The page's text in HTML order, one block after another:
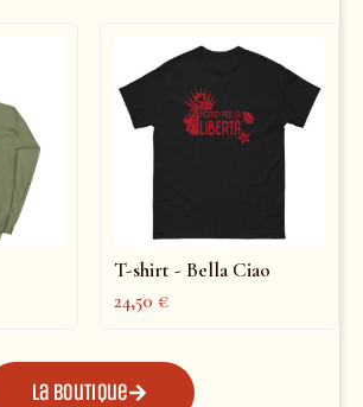
T-shirt - Bella Ciao
24,50€
La boutique